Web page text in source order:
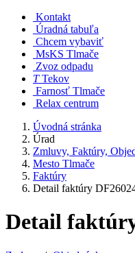
Kontakt
Úradná tabuľa
Chcem vybaviť
MsKS Tlmače
Zvoz odpadu
T Tekov
Farnosť Tlmače
Relax centrum
Úvodná stránka
Úrad
Zmluvy, Faktúry,
Mesto Tlmače
Faktúry
Detail faktúry
Detail